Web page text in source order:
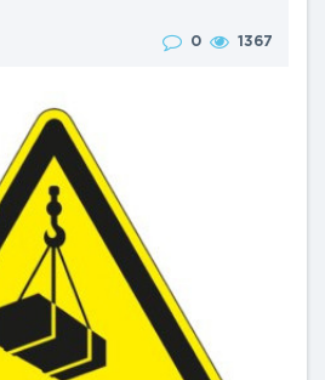
необходимо соблюдать
успешная эксплуатация
и лебёдок. ..
0 1367